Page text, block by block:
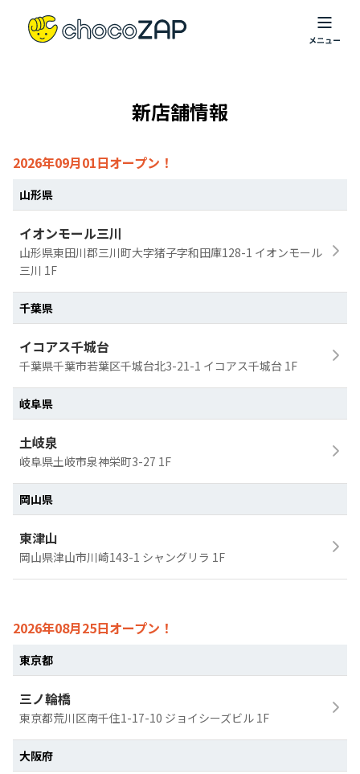
新店舗情報
2026年09月01日オープン！
山形県
イオンモール三川
山形県東田川郡三川町大字猪子字和田庫128-1 イオンモール
三川 1F
千葉県
イコアス千城台
千葉県千葉市若葉区千城台北3-21-1 イコアス千城台 1F
岐阜県
土岐泉
岐阜県土岐市泉神栄町3-27 1F
岡山県
東津山
岡山県津山市川崎143-1 シャングリラ 1F
2026年08月25日オープン！
東京都
三ノ輪橋
東京都荒川区南千住1-17-10 ジョイシーズビル 1F
大阪府